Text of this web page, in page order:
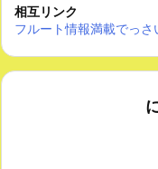
相互リンク
フルート情報満載でっさ